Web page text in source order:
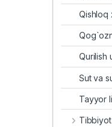
Qishloq
Qurilish
Sut va
Tayyor